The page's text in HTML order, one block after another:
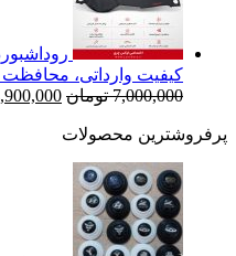
کیفیت وارداتی،
7,000,000 تومان قیمت
پرفروشترین محصولات